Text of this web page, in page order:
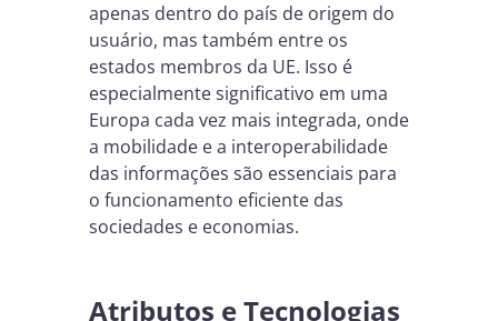
apenas dentro do país de origem do
usuário, mas também entre os
estados membros da UE. Isso é
especialmente significativo em uma
Europa cada vez mais integrada, onde
a mobilidade e a interoperabilidade
das informações são essenciais para
o funcionamento eficiente das
sociedades e economias.
Atributos e Tecnologias